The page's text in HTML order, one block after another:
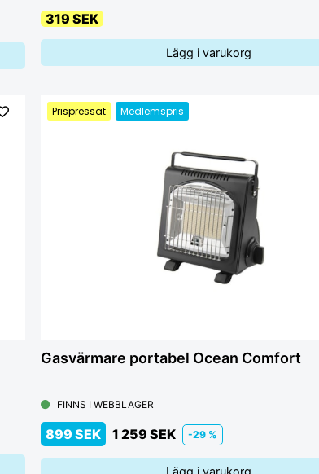
319 SEK
Lägg i varukorg
Prispressat Medlemspris
Gasvärmare portabel Ocean Comfort
FINNS I WEBBLAGER
899 SEK 1 259 SEK -29 %